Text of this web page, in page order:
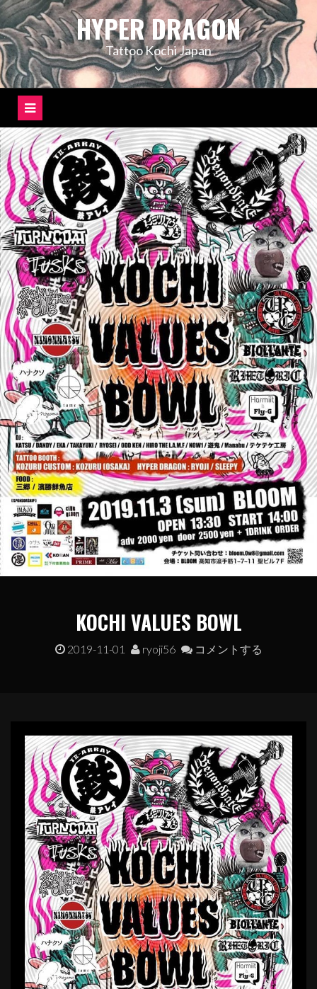
コ
ン
テ
ン
ツ
キ
ッ
プ
HYPER DRAGON
Tattoo Kochi Japan
KOCHI VALUES BOWL
2019-11-01 ryoji56 コメントする